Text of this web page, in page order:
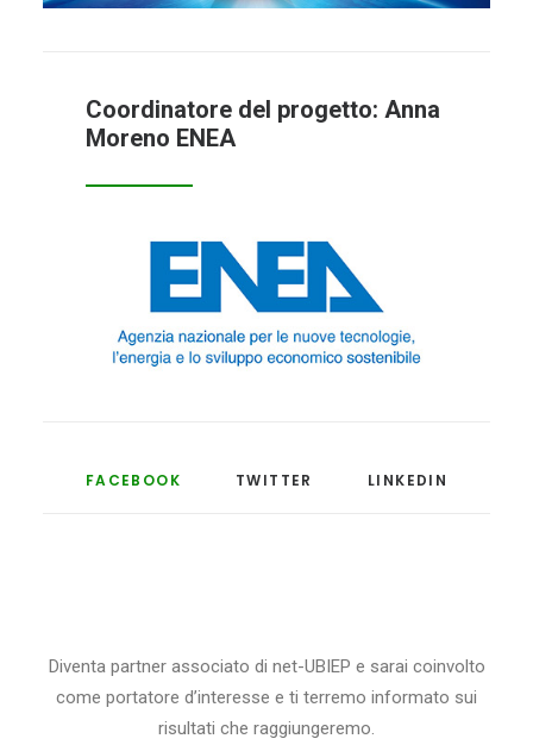
Coordinatore del progetto: Anna
Moreno ENEA
FACEBOOK TWITTER LINKEDIN
Diventa partner associato di net-UBIEP e sarai coinvolto
come portatore d’interesse e ti terremo informato sui
risultati che raggiungeremo.